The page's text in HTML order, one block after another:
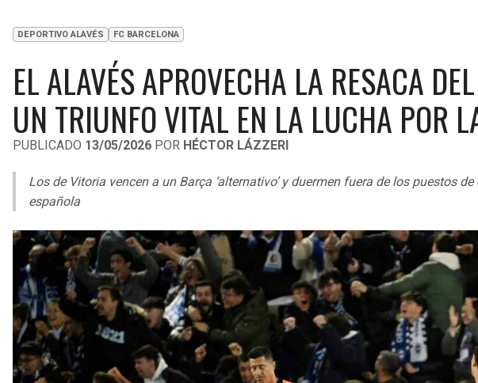
DEPORTIVO ALAVÉS FC BARCELONA
EL ALAVÉS APROVECHA LA RESACA
UN TRIUNFO VITAL EN LA LUCHA POR
PUBLICADO 13/05/2026 POR HÉCTOR LÁZZERI
Los de Vitoria vencen a un Barça ‘alternativo’ y duermen fuera de los puestos
española